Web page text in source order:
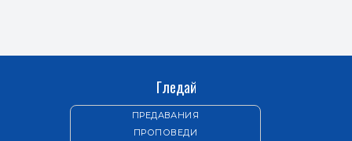
Гледай
ПРЕДАВАНИЯ
ПРОПОВЕДИ